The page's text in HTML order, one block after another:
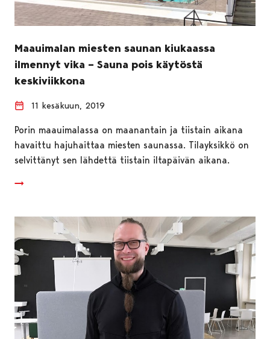
Maauimalan miesten saunan kiukaassa
ilmennyt vika – Sauna pois käytöstä
keskiviikkona
11 kesäkuun, 2019
Porin maauimalassa on maanantain ja tiistain aikana
havaittu hajuhaittaa miesten saunassa. Tilayksikkö on
selvittänyt sen lähdettä tiistain iltapäivän aikana.